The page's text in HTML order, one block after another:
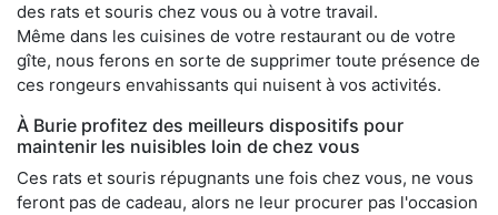
des rats et souris chez vous ou à votre travail.
Même dans les cuisines de votre restaurant ou de votre
gîte, nous ferons en sorte de supprimer toute présence de
ces rongeurs envahissants qui nuisent à vos activités.
À Burie profitez des meilleurs dispositifs pour
maintenir les nuisibles loin de chez vous
Ces rats et souris répugnants une fois chez vous, ne vous
feront pas de cadeau, alors ne leur procurer pas l'occasion